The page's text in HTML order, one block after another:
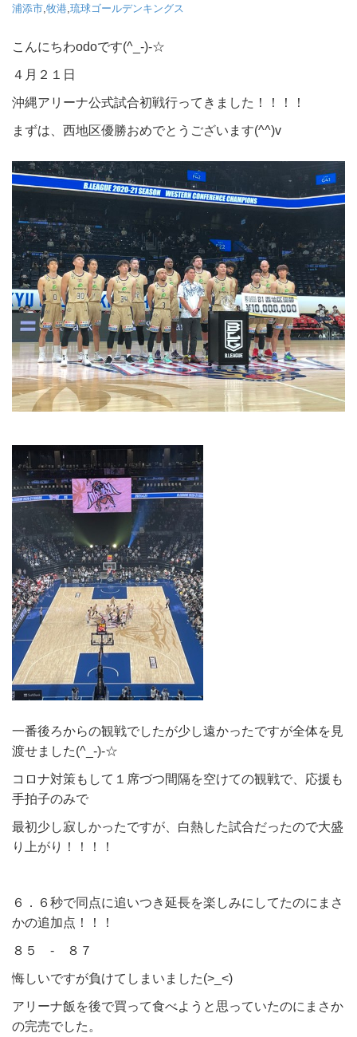
浦添市,牧港,琉球ゴールデンキングス
こんにちわodoです(^_-)-☆
４月２１日
沖縄アリーナ公式試合初戦行ってきました！！！！
まずは、西地区優勝おめでとうございます(^^)v
一番後ろからの観戦でしたが少し遠かったですが全体を見
渡せました(^_-)-☆
コロナ対策もして１席づつ間隔を空けての観戦で、応援も
手拍子のみで
最初少し寂しかったですが、白熱した試合だったので大盛
り上がり！！！！
６．６秒で同点に追いつき延長を楽しみにしてたのにまさ
かの追加点！！！
８５ - ８７
悔しいですが負けてしまいました(>_<)
アリーナ飯を後で買って食べようと思っていたのにまさか
の完売でした。